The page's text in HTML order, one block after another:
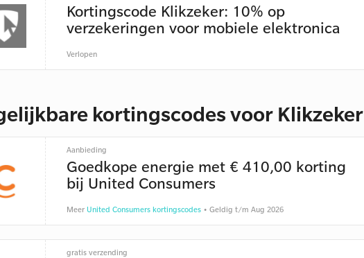
Kortingscode Klikzeker: 10% op
verzekeringen voor mobiele elektronica
Verlopen
kortingscodes voor Klikzeker
Aanbieding
Goedkope energie met € 410,00 korting
bij United Consumers
Meer United Consumers kortingscodes• Geldig t/m Aug 2026
gratis verzending